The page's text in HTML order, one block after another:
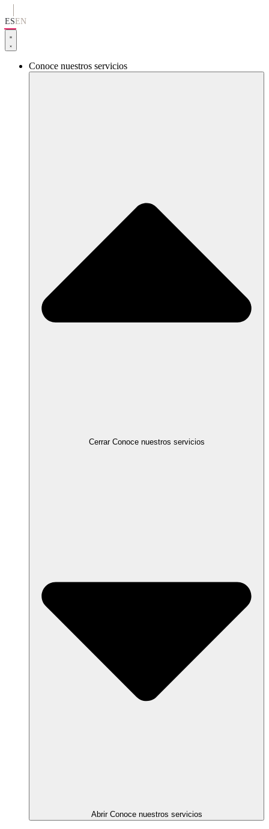
al
contenido
ESEN
Conoce nuestros servicios
Cerrar Conoce nuestros servicios
Abrir Conoce nuestros servicios